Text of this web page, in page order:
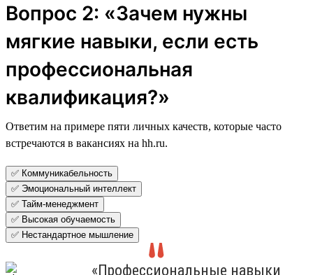
Вопрос 2: «Зачем нужны
мягкие навыки, если есть
профессиональная
квалификация?»
Ответим на примере пяти личных качеств, которые часто
встречаются в вакансиях на hh.ru.
✅ Коммуникабельность
✅ Эмоциональный интеллект
✅ Тайм-менеджмент
✅ Высокая обучаемость
✅ Нестандартное мышление
«Профессиональные навыки